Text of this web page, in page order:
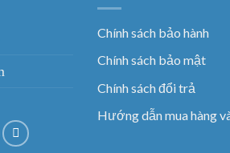
Chính sách bảo hành
Chính sách bảo mật
Chính sách đổi trả
Hướng dẫn mua hàng